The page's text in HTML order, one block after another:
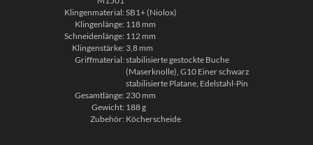
Klingenmaterial:
Klingenlänge:
Schneidenlänge:
Klingenstärke:
Griffmaterial:
Gesamtlänge:
Gewicht:
Zubehör:
SB1+ (Niolox)
118 mm
112 mm
3,8 mm
stabilisierte gestockte Buche
(Maserknolle), G10 Einer schwarz
stabilisierte Platane, Edelstahl-Pin
230 mm
188 g
Köcherscheide